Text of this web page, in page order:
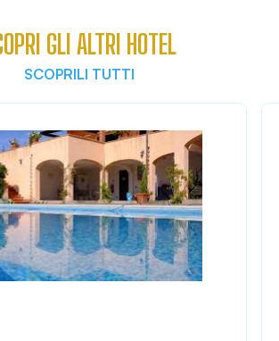
GLI ALTRI HOTEL
SCOPRILI TUTTI